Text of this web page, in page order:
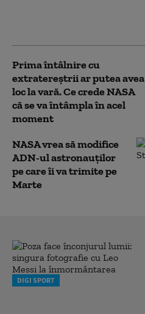
Prima întâlnire cu
extratereștrii ar putea avea
loc la vară. Ce crede NASA
că se va întâmpla în acel
moment
NASA vrea să modifice
ADN-ul astronauților
pe care îi va trimite pe
Marte
DIGI SPORT